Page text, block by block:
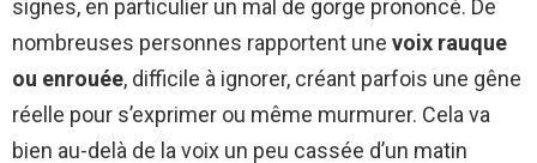
signes, en particulier un mal de gorge prononcé. De
nombreuses personnes rapportent une voix rauque
ou enrouée, difficile à ignorer, créant parfois une gêne
réelle pour s’exprimer ou même murmurer. Cela va
bien au-delà de la voix un peu cassée d’un matin